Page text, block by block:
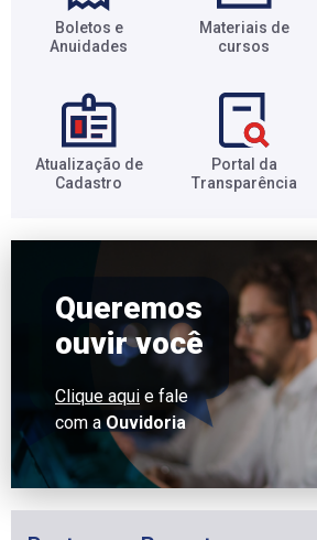
Boletos e
Anuidades​
Materiais de
cursos​
Atualização de
Cadastro​
Portal da
Transparência​
Queremos
ouvir você
Clique aqui e fale
com aOuvidoria